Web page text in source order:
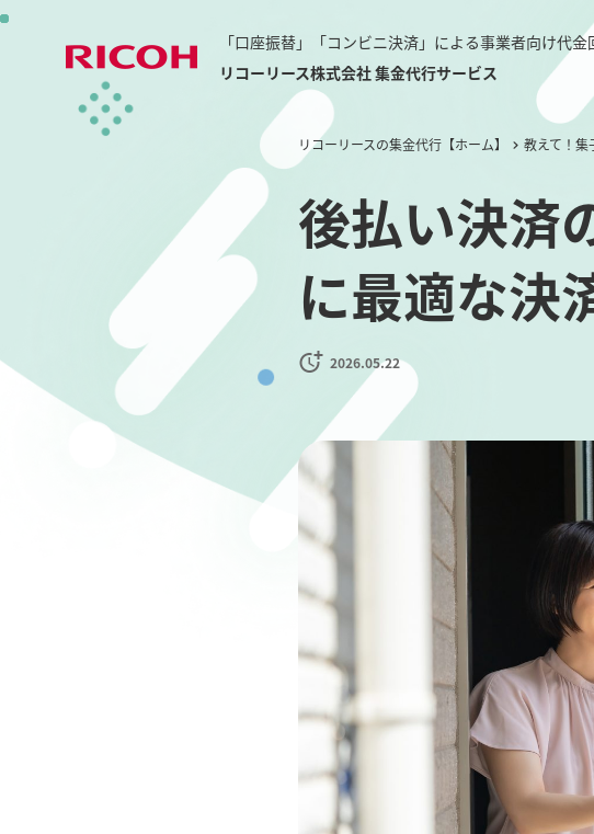
「口座振替」「コンビニ決済」による事業者向け代
リコーリース株式会社 集金代行サービス
リコーリースの集金代行【ホーム】 教えて！集
後払い決済
に最適な決
2026.05.22